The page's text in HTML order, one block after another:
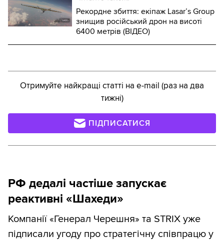
Рекордне збиття: екіпаж Lasar’s Group
знищив російський дрон на висоті
6400 метрів (ВІДЕО)
Отримуйте найкращі статті на e-mail (раз на два
тижні)
ПІДПИСАТИСЯ
РФ дедалі частіше запускає
реактивні «Шахеди»
Компанії «Генерал Черешня» та STRIX уже
підписали угоду про стратегічну співпрацю у